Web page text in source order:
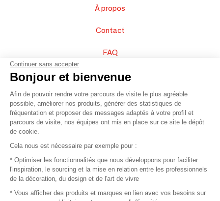
À propos
Contact
FAQ
Vendez vos produits
Plan du site
© 2016 –Organisation SAFI
Recrutement
Continuer sans accepter
Bonjour et bienvenue
Afin de pouvoir rendre votre parcours de visite le plus agréable
possible, améliorer nos produits, générer des statistiques de
fréquentation et proposer des messages adaptés à votre profil et
parcours de visite, nos équipes ont mis en place sur ce site le dépôt
de cookie.
Cela nous est nécessaire par exemple pour :
* Optimiser les fonctionnalités que nous développons pour faciliter
l'inspiration, le sourcing et la mise en relation entre les professionnels
de la décoration, du design et de l'art de vivre
* Vous afficher des produits et marques en lien avec vos besoins sur